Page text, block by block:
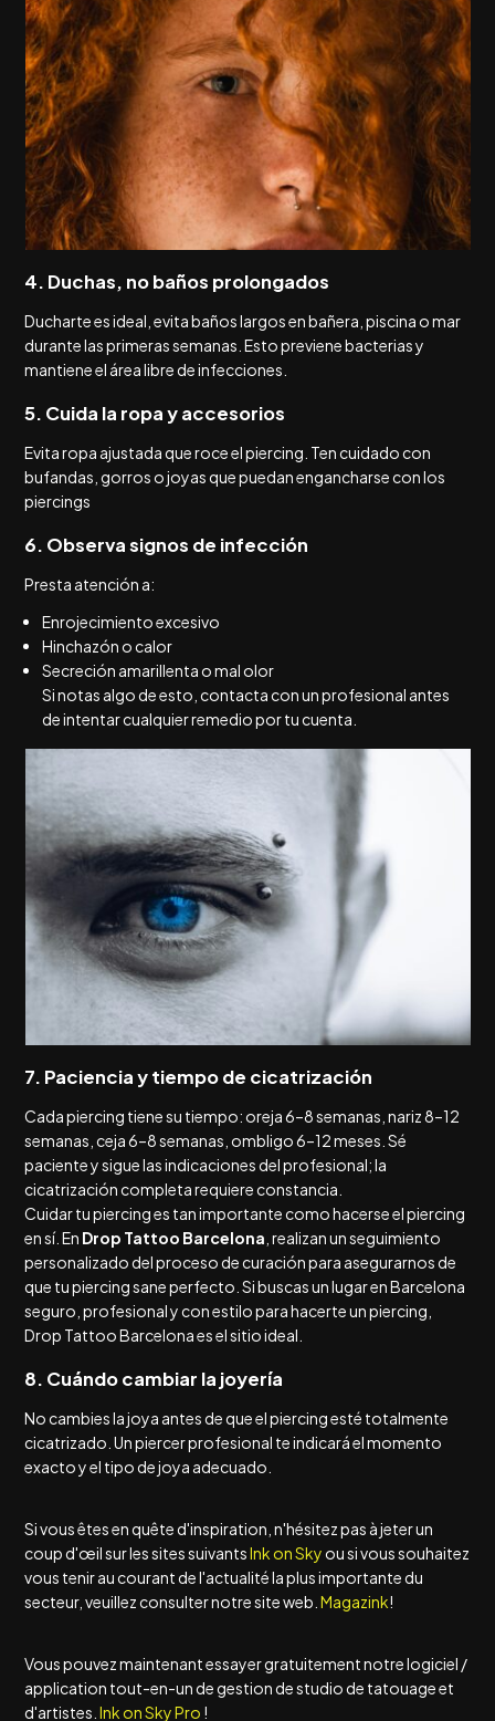
4. Duchas, no baños prolongados
Ducharte es ideal, evita baños largos en bañera, piscina o mar
durante las primeras semanas. Esto previene bacterias y
mantiene el área libre de infecciones.
5. Cuida la ropa y accesorios
Evita ropa ajustada que roce el piercing. Ten cuidado con
bufandas, gorros o joyas que puedan engancharse con los
piercings
6. Observa signos de infección
Presta atención a:
Enrojecimiento excesivo
Hinchazón o calor
Secreción amarillenta o mal olor
Si notas algo de esto, contacta con un profesional antes
de intentar cualquier remedio por tu cuenta.
7. Paciencia y tiempo de cicatrización
Cada piercing tiene su tiempo: oreja 6–8 semanas, nariz 8–12
semanas, ceja 6–8 semanas, ombligo 6–12 meses. Sé
paciente y sigue las indicaciones del profesional; la
cicatrización completa requiere constancia.
Cuidar tu piercing es tan importante como hacerse el piercing
en sí. En Drop Tattoo Barcelona , realizan un seguimiento
personalizado del proceso de curación para asegurarnos de
que tu piercing sane perfecto. Si buscas un lugar en Barcelona
seguro, profesional y con estilo para hacerte un piercing,
Drop Tattoo Barcelona es el sitio ideal.
8. Cuándo cambiar la joyería
No cambies la joya antes de que el piercing esté totalmente
cicatrizado. Un piercer profesional te indicará el momento
exacto y el tipo de joya adecuado.
Si vous êtes en quête d'inspiration, n'hésitez pas à jeter un
coup d'œil sur les sites suivantsInk on Sky ou si vous souhaitez
vous tenir au courant de l'actualité la plus importante du
secteur, veuillez consulter notre site web.Magazink!
Vous pouvez maintenant essayer gratuitement notre logiciel /
application tout-en-un de gestion de studio de tatouage et
d'artistes. Ink on Sky Pro !